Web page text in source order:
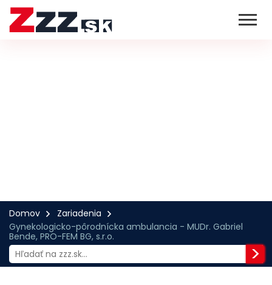
Domov
Zariadenia
Gynekologicko-pôrodnícka ambulancia - MUDr. Gabriel
Bende, PRO-FEM BG, s.r.o.